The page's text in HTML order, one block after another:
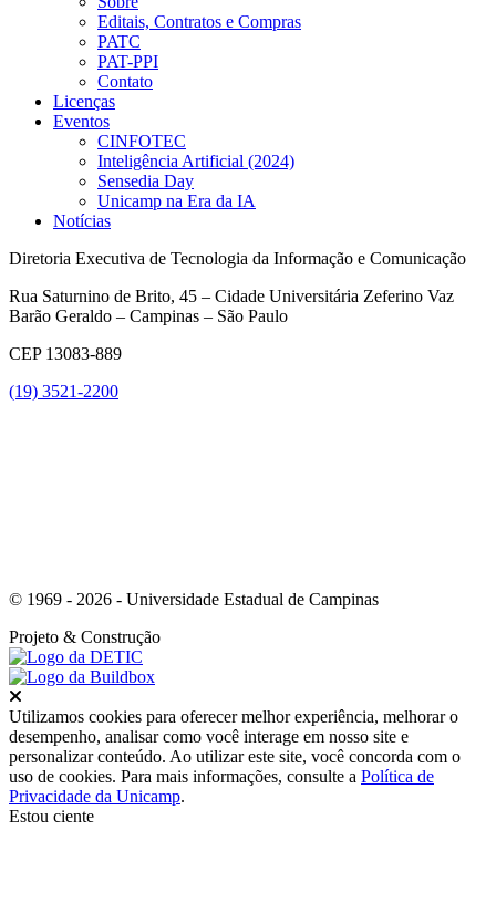
Editais, Contratos e Compras
PATC
PAT-PPI
Contato
Licenças
Eventos
CINFOTEC
Inteligência Artificial (2024)
Sensedia Day
Unicamp na Era da IA
Notícias
Diretoria Executiva de Tecnologia da Informação e Comunicação
Rua Saturnino de Brito, 45 – Cidade Universitária Zeferino Vaz
Barão Geraldo – Campinas – São Paulo
CEP 13083-889
(19) 3521-2200
© 1969 - 2026 - Universidade Estadual de Campinas
Projeto & Construção
Utilizamos cookies para oferecer melhor experiência, melhorar o
desempenho, analisar como você interage em nosso site e
personalizar conteúdo. Ao utilizar este site, você concorda com o
uso de cookies. Para mais informações, consulte a Política de
Privacidade da Unicamp.
Estou ciente